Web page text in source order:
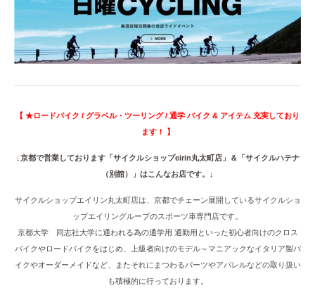
【 ★ロードバイク / グラベル・ツーリング / 通学 バイク & アイテム 充実しており
ます！ 】
↓京都で営業しております「サイクルショップeirin丸太町店」＆「サイクルハテナ
（別館）」はこんなお店です。↓
サイクルショップエイリン丸太町店は、京都でチェーン展開しているサイクルショ
ップエイリングループのスポーツ車専門店です。
京都大学 同志社大学に通われる為の通学用 通勤用といった初心者向けのクロス
バイクやロードバイクをはじめ、上級者向けのモデル～マニアックなイタリア製バ
イクやオーダーメイドなど、またそれにまつわるパーツやアパレルなどの取り扱い
も積極的に行っております。